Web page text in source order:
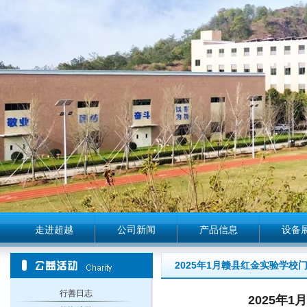
走进超越 公司新闻 产品信息 设备
行善日志
2025年1月赣县红金实验学校
2025年1